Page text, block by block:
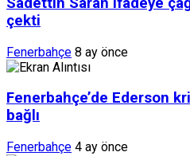
çekti
Fenerbahçe 8 ay önce
Fenerbahçe’de Ederson
bağlı
Fenerbahçe 4 ay önce